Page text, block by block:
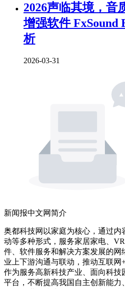
2026声临其境，音
增强软件 FxSound
析
2026-03-31
新闻报中文网简介
奥都科技网以家庭为核心，通过
动等多种形式，服务家居家电、
件、软件服务和解决方案发展的
业上下游沟通与联动，推动互联网
作为服务高新科技产业、面向科
平台，不断提高我国自主创新能